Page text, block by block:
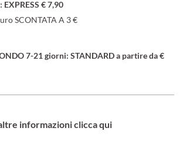
€ 7,90
SCONTATA A 3 €
7-21 giorni: STANDARD a partire da €
informazioni clicca qui